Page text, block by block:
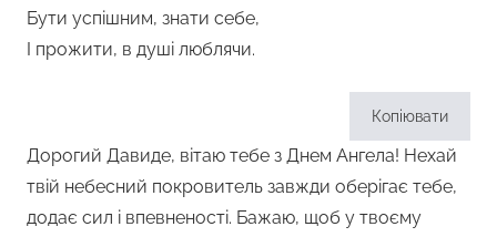
Бути успішним, знати себе,
І прожити, в душі люблячи.
Копіювати
Дорогий Давиде, вітаю тебе з Днем Ангела! Нехай
твій небесний покровитель завжди оберігає тебе,
додає сил і впевненості. Бажаю, щоб у твоєму